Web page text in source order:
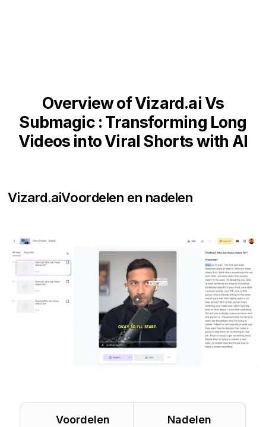
Overview of Vizard.ai Vs
Submagic : Transforming Long
Videos into Viral Shorts with AI
Vizard.aiVoordelen en nadelen
Voordelen Nadelen